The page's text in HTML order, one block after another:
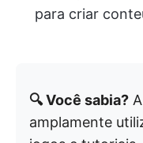
para criar
🔍 Você sabia?
amplamente